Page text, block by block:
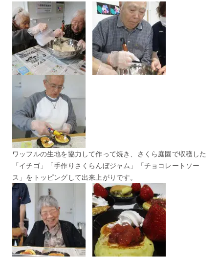
ワッフルの生地を協力して作って焼き、さくら庭園で収穫した
「イチゴ」「手作りさくらんぼジャム」「チョコレートソー
ス」をトッピングして出来上がりです。